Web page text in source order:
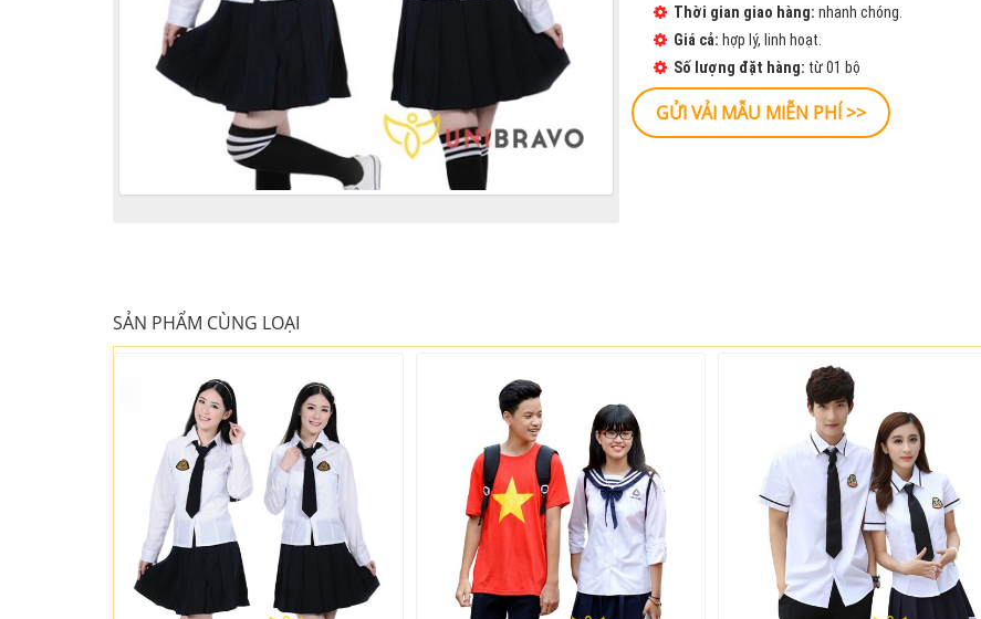
Thời gian giao hàng:nhanh chóng.
Giá cả: hợp lý, linh hoạt.
Số lượng đặt hàng: từ 01 bộ
GỬI VẢI MẪU MIỄN PHÍ >>
SẢN PHẨM CÙNG LOẠI